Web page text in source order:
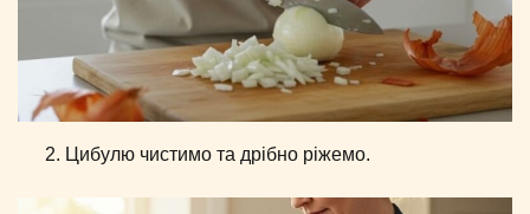
Цибулю чистимо та дрібно ріжемо.